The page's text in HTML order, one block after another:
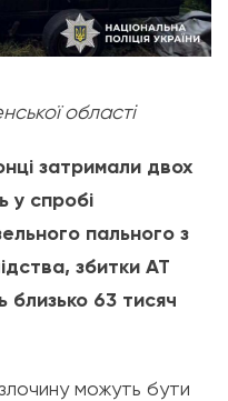
області
затримали двох
у спробі
пального з
збитки АТ
близько 63 тисяч
можуть бути